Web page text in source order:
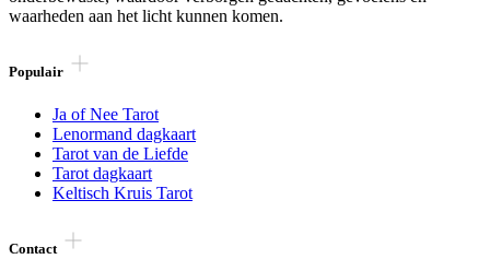
waarheden aan het licht kunnen komen.
Populair
Ja of Nee Tarot
Lenormand dagkaart
Tarot van de Liefde
Tarot dagkaart
Keltisch Kruis Tarot
Contact